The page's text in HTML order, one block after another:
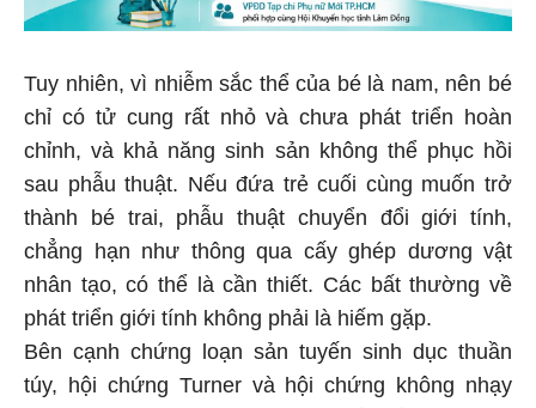
Tuy nhiên, vì nhiễm sắc thể của bé là nam, nên bé
chỉ có tử cung rất nhỏ và chưa phát triển hoàn
chỉnh, và khả năng sinh sản không thể phục hồi
sau phẫu thuật. Nếu đứa trẻ cuối cùng muốn trở
thành bé trai, phẫu thuật chuyển đổi giới tính,
chẳng hạn như thông qua cấy ghép dương vật
nhân tạo, có thể là cần thiết. Các bất thường về
phát triển giới tính không phải là hiếm gặp.
Bên cạnh chứng loạn sản tuyến sinh dục thuần
túy, hội chứng Turner và hội chứng không nhạy